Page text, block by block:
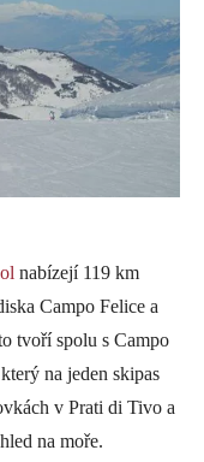
nabízejí 119 km
Campo Felice a
tvoří spolu s Campo
na jeden skipas
v Prati di Tivo a
na moře.